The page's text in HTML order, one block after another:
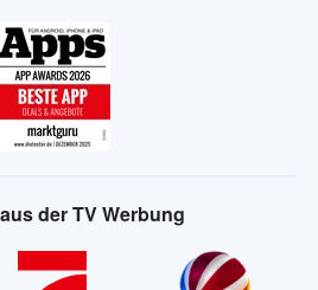
der TV Werbung